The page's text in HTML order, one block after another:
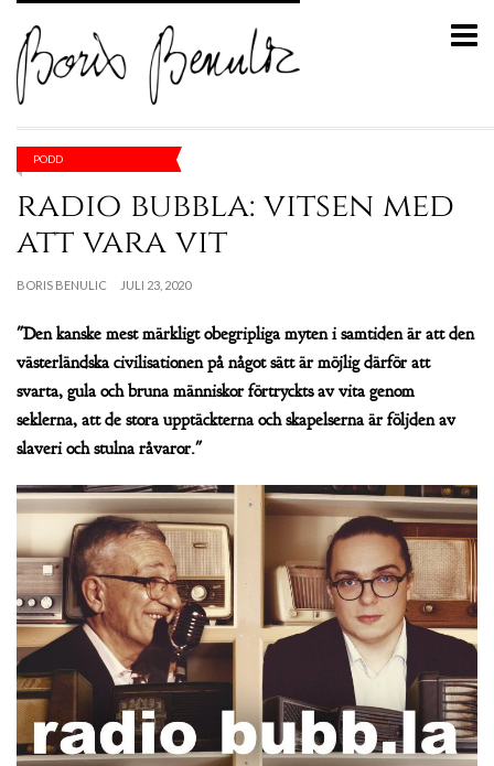
PODD
radio bubbla: vitsen med
att vara vit
BORIS BENULIC JULI 23, 2020
"Den kanske mest märkligt obegripliga myten i samtiden är att den
västerländska civilisationen på något sätt är möjlig därför att
svarta, gula och bruna människor förtryckts av vita genom
seklerna, att de stora upptäckterna och skapelserna är följden av
slaveri och stulna råvaror."